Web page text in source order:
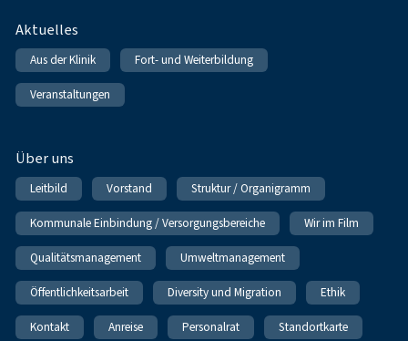
Fußnavigation
Aktuelles
Aus der Klinik Fort- und Weiterbildung
Veranstaltungen
Über uns
Leitbild Vorstand Struktur / Organigramm
Kommunale Einbindung / Versorgungsbereiche Wir im Film
Qualitätsmanagement Umweltmanagement
Öffentlichkeitsarbeit Diversity und Migration Ethik
Kontakt Anreise Personalrat Standortkarte